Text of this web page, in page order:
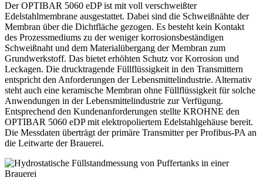
Der OPTIBAR 5060 eDP ist mit voll verschweißter
Edelstahlmembrane ausgestattet. Dabei sind die Schweißnähte der
Membran über die Dichtfläche gezogen. Es besteht kein Kontakt
des Prozessmediums zu der weniger korrosionsbeständigen
Schweißnaht und dem Materialübergang der Membran zum
Grundwerkstoff. Das bietet erhöhten Schutz vor Korrosion und
Leckagen. Die drucktragende Füllflüssigkeit in den Transmittern
entspricht den Anforderungen der Lebensmittelindustrie. Alternativ
steht auch eine keramische Membran ohne Füllflüssigkeit für solche
Anwendungen in der Lebensmittelindustrie zur Verfügung.
Entsprechend den Kundenanforderungen stellte KROHNE den
OPTIBAR 5060 eDP mit elektropoliertem Edelstahlgehäuse bereit.
Die Messdaten überträgt der primäre Transmitter per Profibus-PA an
die Leitwarte der Brauerei.